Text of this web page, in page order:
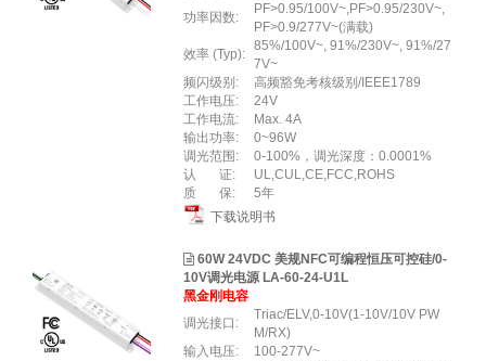
功率因数:
PF>0.95/100V~,PF>0.95/230V~,
PF>0.9/277V~(满载)
效率 (Typ):
85%/100V~, 91%/230V~, 91%/27
7V~
频闪级别:
高频豁免考核级别/IEEE1789
工作电压:
24V
工作电流:
Max. 4A
输出功率:
0~96W
调光范围:
0-100%，调光深度：0.0001%
认 证:
UL,CUL,CE,FCC,ROHS
质 保:
5年
下载说明书
60W 24VDC 美规NFC可编程恒压可控硅/0-
10V调光电源 LA-60-24-U1L
黑金刚电容
调光接口:
Triac/ELV,0-10V(1-10V/10V PW
M/RX)
输入电压:
100-277V~